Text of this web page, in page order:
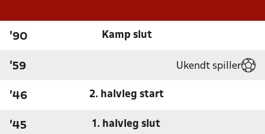
'90 Kamp slut
'59 Ukendt spiller
'46 2. halvleg start
'45 1. halvleg slut